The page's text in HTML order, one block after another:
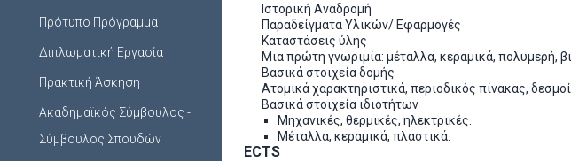
Πρότυπο Πρόγραμμα
Διπλωματική Εργασία
Πρακτική Άσκηση
Ακαδημαϊκός Σύμβουλος -
Σύμβουλος Σπουδών
Ιστορική Αναδρομή
Παραδείγματα Υλικών/ Εφαρμογές
Καταστάσεις ύλης
Μια πρώτη γνωριμία: μέταλλα, κεραμικά, πολυμερή,
Βασικά στοιχεία δομής
Ατομικά χαρακτηριστικά, περιοδικός πίνακας,
Βασικά στοιχεία ιδιοτήτων
Μηχανικές, θερμικές, ηλεκτρικές.
Μέταλλα, κεραμικά, πλαστικά.
ECTS